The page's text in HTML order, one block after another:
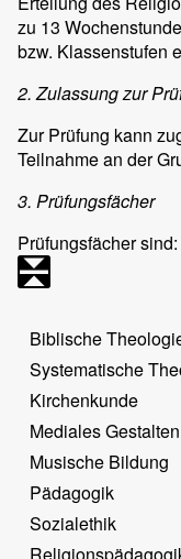
zu 13
bzw. Klassenstufen
2. Zulassung zur
Zur Prüfung kann
Teilnahme an der
3. Prüfungsfächer
Prüfungsfächer sind:
Biblische
Systematische
Kirchenkunde
Mediales Gestalten
Musische Bildung
Pädagogik
Sozialethik